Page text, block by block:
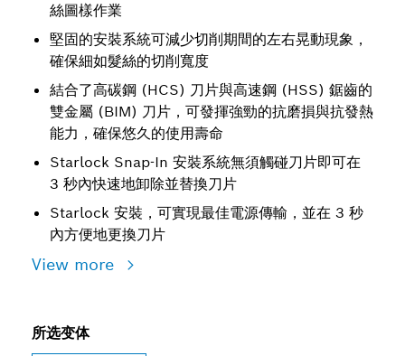
絲圖樣作業
堅固的安裝系統可減少切削期間的左右晃動現象，
確保細如髮絲的切削寬度
結合了高碳鋼 (HCS) 刀片與高速鋼 (HSS) 鋸齒的
雙金屬 (BIM) 刀片，可發揮強勁的抗磨損與抗發熱
能力，確保悠久的使用壽命
Starlock Snap-In 安裝系統無須觸碰刀片即可在
3 秒內快速地卸除並替換刀片
Starlock 安裝，可實現最佳電源傳輸，並在 3 秒
內方便地更換刀片
View more
所选变体